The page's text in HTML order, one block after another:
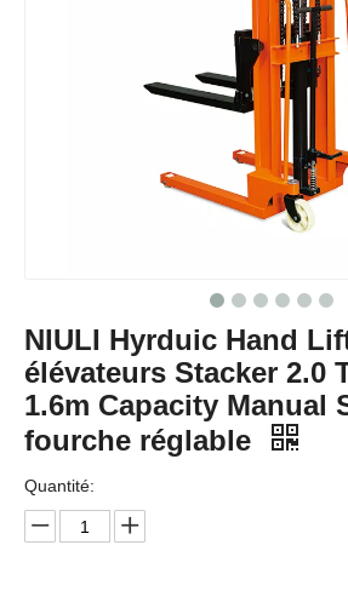
NIULI Hyrduic Hand
élévateurs Stacker 2.0
1.6m Capacity Manual
fourche réglable
Quantité: